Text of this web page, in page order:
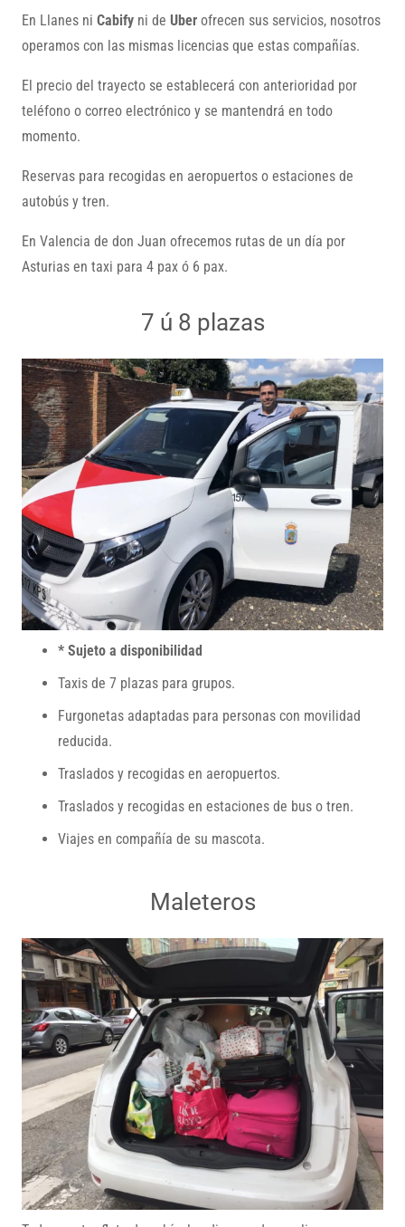
En Llanes ni Cabify ni de Uber ofrecen sus servicios, nosotros
operamos con las mismas licencias que estas compañías.
El precio del trayecto se establecerá con anterioridad por
teléfono o correo electrónico y se mantendrá en todo
momento.
Reservas para recogidas en aeropuertos o estaciones de
autobús y tren.
En Valencia de don Juan ofrecemos rutas de un día por
Asturias en taxi para 4 pax ó 6 pax.
7 ú 8 plazas
* Sujeto a disponibilidad
Taxis de 7 plazas para grupos.
Furgonetas adaptadas para personas con movilidad
reducida.
Traslados y recogidas en aeropuertos.
Traslados y recogidas en estaciones de bus o tren.
Viajes en compañía de su mascota.
Maleteros